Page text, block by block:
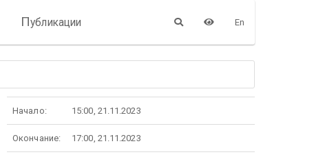
Публикации En
Начало: 15:00, 21.11.2023
Окончание: 17:00, 21.11.2023